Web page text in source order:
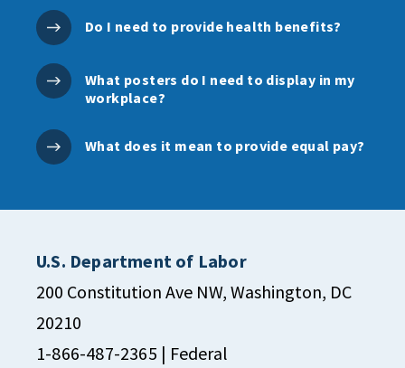
Do I need to provide health benefits?
What posters do I need to display in my
workplace?
What does it mean to provide equal pay?
U.S. Department of Labor
200 Constitution Ave NW, Washington, DC
20210
1-866-487-2365 | Federal